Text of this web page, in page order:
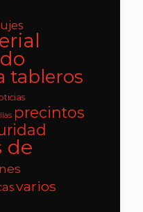
tableros
precintos
de
varios